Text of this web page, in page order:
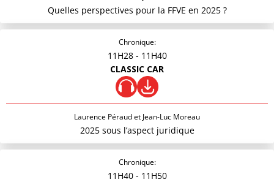
Quelles perspectives pour la FFVE en 2025 ?
Chronique:
11H28 - 11H40
CLASSIC CAR
Laurence Péraud et Jean-Luc Moreau
2025 sous l’aspect juridique
Chronique:
11H40 - 11H50